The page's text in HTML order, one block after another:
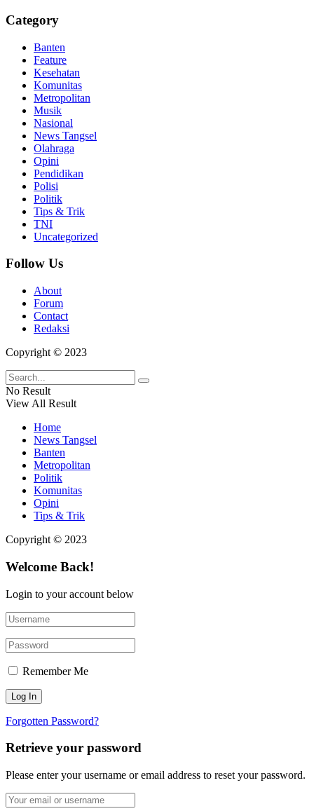
Category
Banten
Feature
Kesehatan
Komunitas
Metropolitan
Musik
Nasional
News Tangsel
Olahraga
Opini
Pendidikan
Polisi
Politik
Tips & Trik
TNI
Uncategorized
Follow Us
About
Forum
Contact
Redaksi
Copyright © 2023
No Result
View All Result
Home
News Tangsel
Banten
Metropolitan
Politik
Komunitas
Opini
Tips & Trik
Copyright © 2023
Welcome Back!
Login to your account below
Remember Me
Forgotten Password?
Retrieve your password
Please enter your username or email address to reset your password.